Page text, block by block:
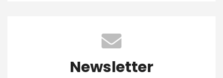
Newsletter